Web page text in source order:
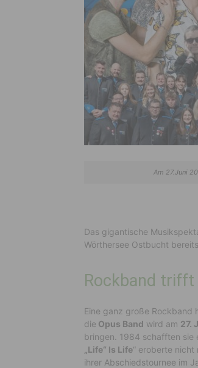
Am 27.Juni
Das gigantische
Wörthersee Ostbucht
Rockband
Eine ganz große Rockband
die Opus Band wird am 27.
bringen. 1984 schafften sie
„Life“ Is Life“ eroberte nicht
ihrer Abschiedstournee im